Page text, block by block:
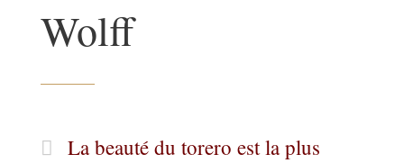
Wolff
La beauté du torero est la plus